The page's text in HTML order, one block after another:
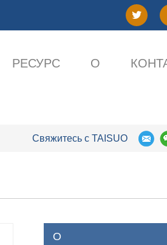
РЕСУРС О
Свяжитесь с TAISUO
О